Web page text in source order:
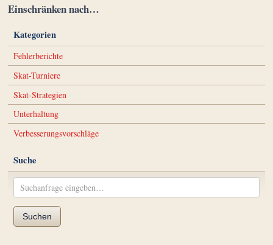
Einschränken nach…
Kategorien
Fehlerberichte
Skat-Turniere
Skat-Strategien
Unterhaltung
Verbesserungsvorschläge
Suche
Suchen